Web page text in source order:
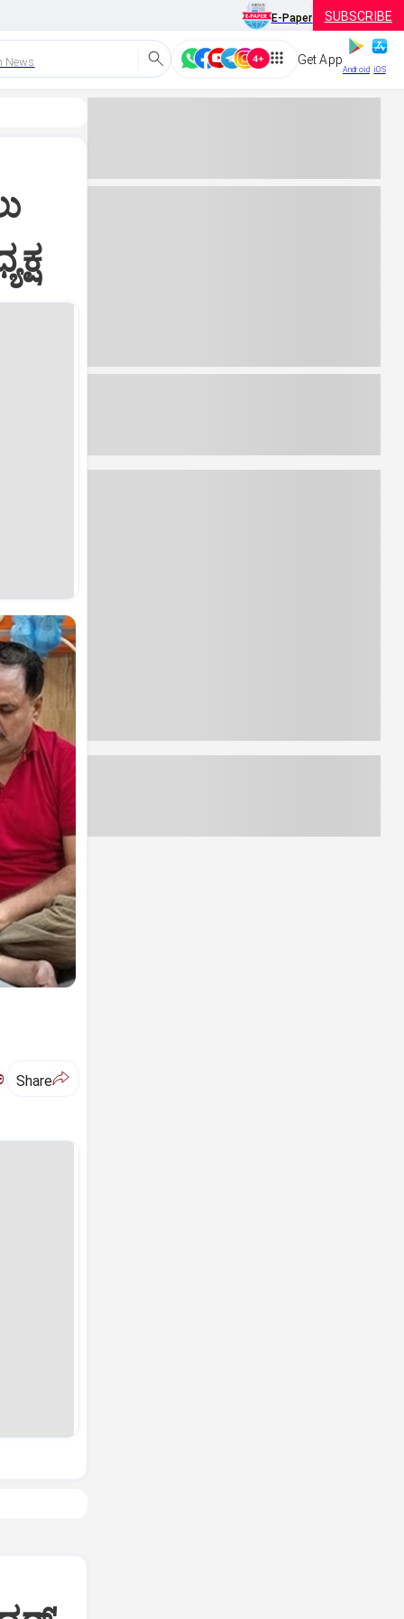
E-Paper SUBSCRIBE
News Get App
Android iOS
Share